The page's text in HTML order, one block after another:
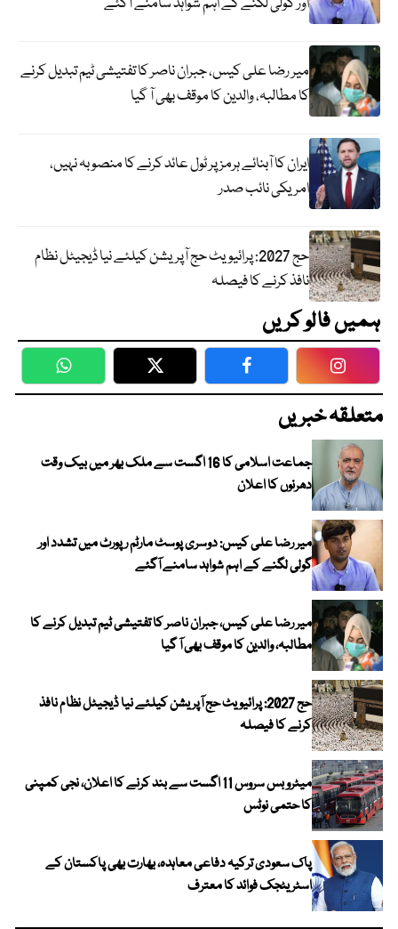
میر رضا علی کیس، جبران ناصر کا تفتیشی ٹیم تبدیل کرنے
کا مطالبہ، والدین کا موقف بھی آ گیا
ایران کا آبنائے ہرمز پر ٹول عائد کرنے کا منصوبہ نہیں،
امریکی نائب صدر
حج 2027: پرائیویٹ حج آپریشن کیلئے نیا ڈیجیٹل نظام
نافذ کرنے کا فیصلہ
ہمیں فالو کریں
WhatsApp Twitter Facebook
متعلقہ خبریں
جماعت اسلامی کا 16 اگست سے ملک بھر میں بیک وقت
دھرنوں کا اعلان
میر رضا علی کیس: دوسری پوسٹ مارٹم رپورٹ میں تشدد اور
گولی لگنے کے اہم شواہد سامنے آگئے
میر رضا علی کیس، جبران ناصر کا تفتیشی ٹیم تبدیل کرنے کا
مطالبہ، والدین کا موقف بھی آ گیا
حج 2027: پرائیویٹ حج آپریشن کیلئے نیا ڈیجیٹل نظام نافذ
کرنے کا فیصلہ
میٹرو بس سروس 11 اگست سے بند کرنے کا اعلان، نجی کمپنی
کا حتمی نوٹس
پاک سعودی ترکیہ دفاعی معاہدہ، بھارت بھی پاکستان کے
اسٹریٹجک فوائد کا معترف